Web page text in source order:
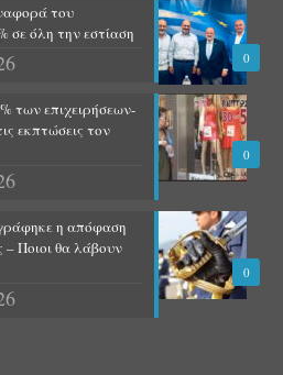
0
του
σε όλη την εστίαση
0
των επιχειρήσεων-
εκπτώσεις τον
0
η απόφαση
– Ποιοι θα λάβουν